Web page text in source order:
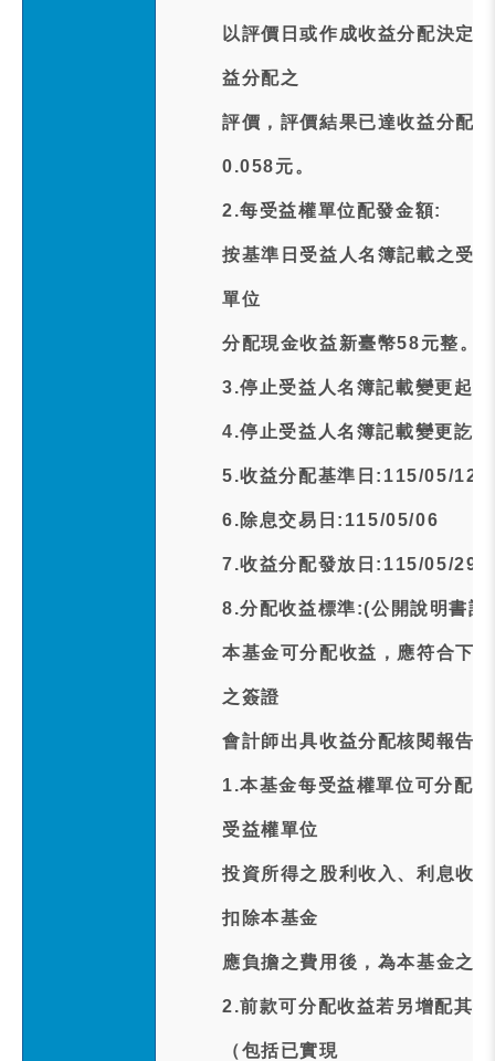
以評價日或作成收益分配決定
益分配之
評價，評價結果已達收益分配
0.058元。
2.每受益權單位配發金額:
按基準日受益人名簿記載之受
單位
分配現金收益新臺幣58元整。
3.停止受益人名簿記載變更起
4.停止受益人名簿記載變更訖
5.收益分配基準日:115/05/12
6.除息交易日:115/05/06
7.收益分配發放日:115/05/29
8.分配收益標準:(公開說明書記
本基金可分配收益，應符合下
之簽證
會計師出具收益分配核閱報告
1.本基金每受益權單位可分配
受益權單位
投資所得之股利收入、利息收
扣除本基金
應負擔之費用後，為本基金之
2.前款可分配收益若另增配其
（包括已實現